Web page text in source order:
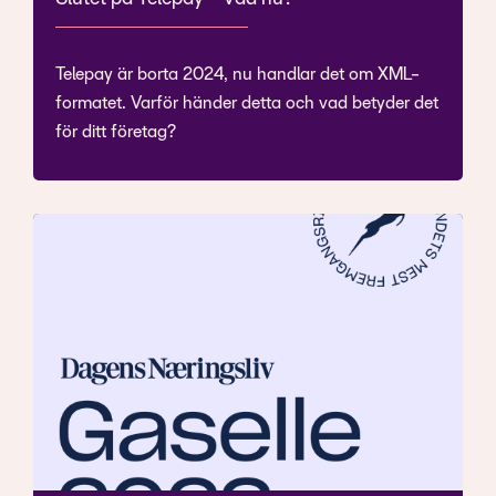
Telepay är borta 2024, nu handlar det om XML-
formatet. Varför händer detta och vad betyder det
för ditt företag?